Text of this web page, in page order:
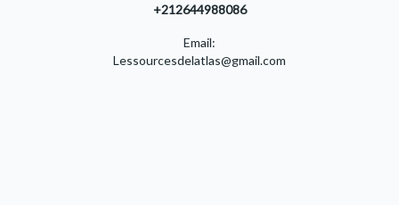
+212644988086
Email:
Lessourcesdelatlas@gmail.com